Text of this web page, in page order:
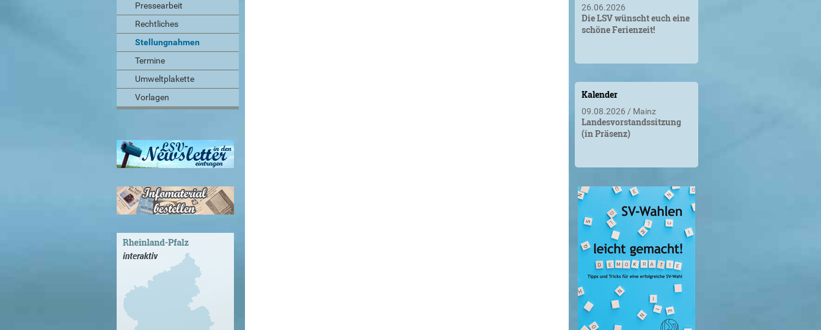
Pressearbeit
Rechtliches
Stellungnahmen
Termine
Umweltplakette
Vorlagen
26.06.2026
Die LSV wünscht euch eine
schöne Ferienzeit!
Kalender
09.08.2026 Mainz
Landesvorstandssitzung
(in Präsenz)